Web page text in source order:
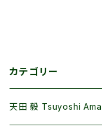
カテゴリー
天田 毅 Tsuyoshi